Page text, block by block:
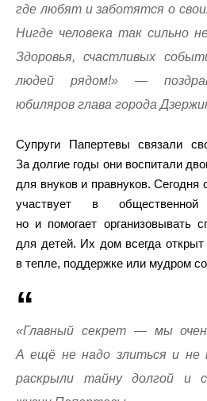
где любят и заботятся о
Нигде человека так сильно
Здоровья, счастливых
людей рядом!» —
юбиляров глава города
Супруги Папертевы связали
За долгие годы они воспитали
для внуков и правнуков. Сегодня
участвует в
но и помогает организовывать
для детей. Их дом всегда
в тепле, поддержке или мудром
«Главный секрет — мы
А ещё не надо злиться и не
раскрыли тайну долгой и